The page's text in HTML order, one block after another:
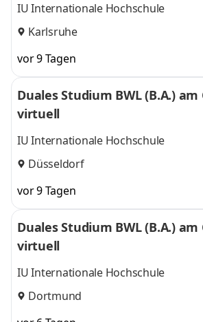
IU Internationale Hochschule
Karlsruhe
vor 9 Tagen
Duales Studium BWL (B.A.)
virtuell
IU Internationale Hochschule
Düsseldorf
vor 9 Tagen
Duales Studium BWL (B.A.)
virtuell
IU Internationale Hochschule
Dortmund